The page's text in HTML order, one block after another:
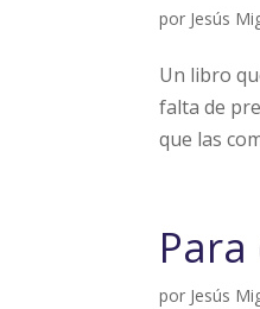
por Jesús
Un libro
falta de
que las
por Jesús